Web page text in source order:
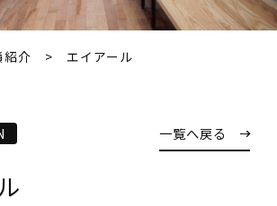
紹介 エイアール
一覧へ戻る
ご相談は事前にご予約ください
問い合わせフォーム